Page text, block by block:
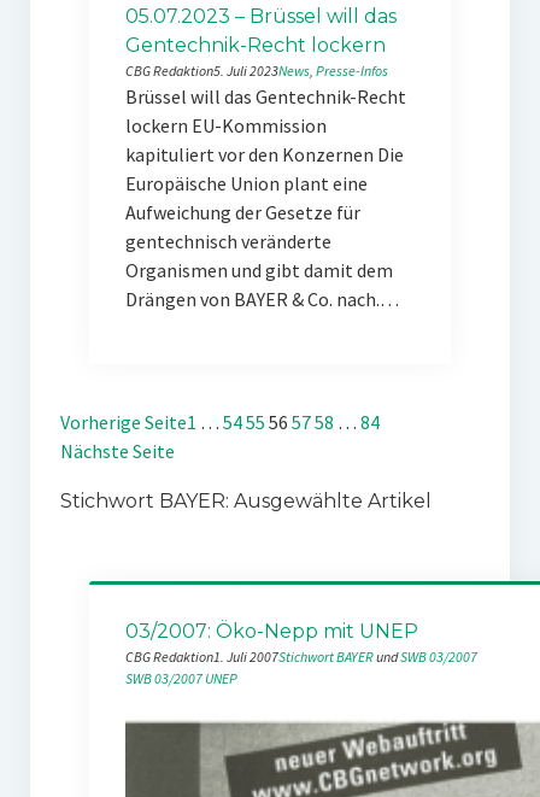
05.07.2023 – Brüssel will das
Gentechnik-Recht lockern
CBG Redaktion5. Juli 2023News, Presse-Infos
Brüssel will das Gentechnik-Recht
lockern EU-Kommission
kapituliert vor den Konzernen Die
Europäische Union plant eine
Aufweichung der Gesetze für
gentechnisch veränderte
Organismen und gibt damit dem
Drängen von BAYER & Co. nach.…
Vorherige Seite1 … 5455 56 5758 … 84
Nächste Seite
Stichwort BAYER: Ausgewählte Artikel
03/2007: Öko-Nepp mit UNEP
CBG Redaktion1. Juli 2007Stichwort BAYER und SWB 03/2007
SWB 03/2007 UNEP